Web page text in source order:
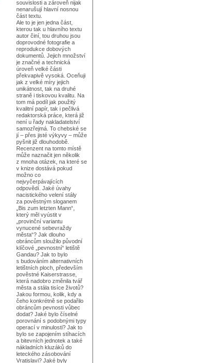
souvislosti a zároveň nijak
nenarušují hlavní nosnou
část textu.
Ale to je jen jedna část,
kterou tak u hlavního textu
autor činí, tou druhou jsou
doprovodné fotografie a
reprodukce dobových
dokumentů. Jejich množství
je značné a technická
úroveň velké části
překvapivě vysoká. Oceňuji
jak z velké míry jejich
unikátnost, tak na druhé
straně i tiskovou kvalitu. Na
tom má podíl jak použitý
kvalitní papír, tak i pečlivá
redaktorská práce, která již
není u řady nakladatelství
samozřejmá. To chebské se
jí – přes jisté výkyvy – může
pyšnit již dlouhodobě.
Recenzent na tomto místě
může naznačit jen několik
z mnoha otázek, na které se
v knize dostává pokud
možno co
nejvyčerpávajících
odpovědí. Jaké úvahy
nacistického velení stály
za pověstným sloganem
„Bis zum letzten Mann“,
který měl vyústit v
„provinční variantu
vynucené sebevraždy
města“? Jak dlouho
obráncům sloužilo původní
klíčové „pevnostní“ letiště
Gandau? Jak to bylo
s budováním alternativních
letištních ploch, především
pověstné Kaiserstrasse,
která nadobro změnila tvář
města a stála tisíce životů?
Jakou formou, kolik, kdy a
čeho konkrétně se podařilo
obráncům pevnosti vůbec
dodat? Jaké bylo číselné
porovnání s podobnými typy
operací v minulosti? Jak to
bylo se zapojením stíhacích
a bitevních jednotek a také
nákladních kluzáků do
leteckého zásobování
Vratislavi? Jaké byly